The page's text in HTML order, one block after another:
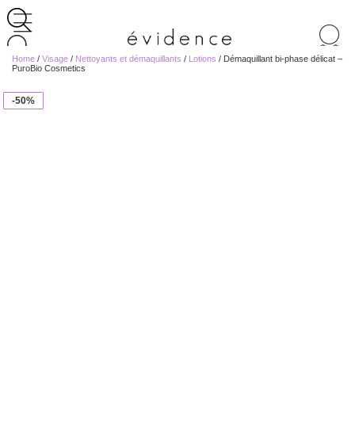
de
produits
Home / Visage / Nettoyants et démaquillants / Lotions / Démaquillant bi-phase délicat –
PuroBio Cosmetics
-50%